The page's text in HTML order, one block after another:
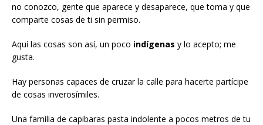
no conozco, gente que aparece y desaparece, que toma y que
comparte cosas de ti sin permiso.
Aquí las cosas son así, un poco indígenas y lo acepto; me
gusta.
Hay personas capaces de cruzar la calle para hacerte partícipe
de cosas inverosímiles.
Una familia de capibaras pasta indolente a pocos metros de tu